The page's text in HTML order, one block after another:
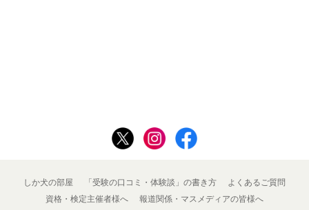
しか犬の部屋 「受験の口コミ・体験談」の書き方
よくあるご質問
資格・検定主催者様へ
報道関係・マスメディアの皆様へ